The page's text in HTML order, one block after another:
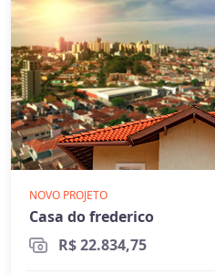
NOVO PROJETO
Casa do frederico
R$ 22.834,75